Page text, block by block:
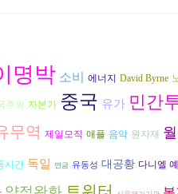
명박 소비 에너지 David Byrne
주의 자본가 중국 유가 민간
무역 제일모직 애플 음악 원자재
시간 독일 연금 유동성 대공황 다니엘